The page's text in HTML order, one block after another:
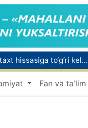
Bozor xizmatlarining 40 foizdan ortig‘i poytaxt hissasiga to‘g‘ri kelmoqda
Fan va ta'lim